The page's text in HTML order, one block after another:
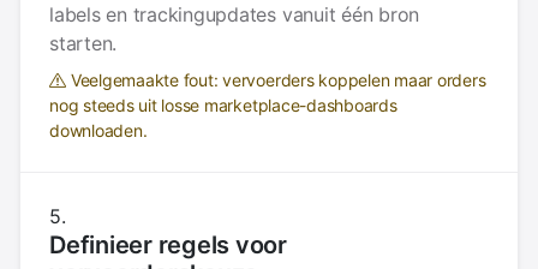
labels en trackingupdates vanuit één bron
starten.
Veelgemaakte fout: vervoerders koppelen maar orders
nog steeds uit losse marketplace-dashboards
downloaden.
Definieer regels voor